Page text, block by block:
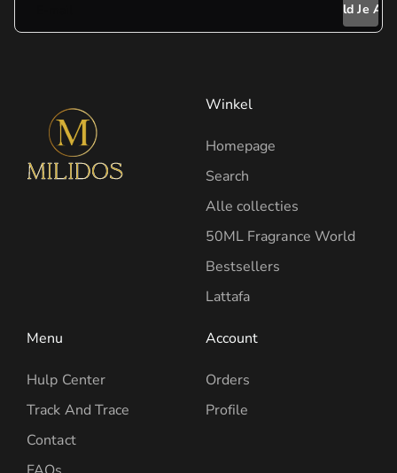
Meld Je Aan
Winkel
Homepage
Search
Alle collecties
50ML Fragrance World
Bestsellers
Lattafa
Menu
Hulp Center
Track And Trace
Contact
Account
Orders
Profile